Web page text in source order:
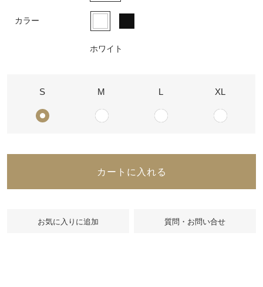
カラー
ホワイト
S M L XL
カートに入れる
質問・お問い合せ